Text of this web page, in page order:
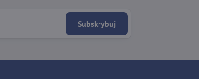
Subskrybuj